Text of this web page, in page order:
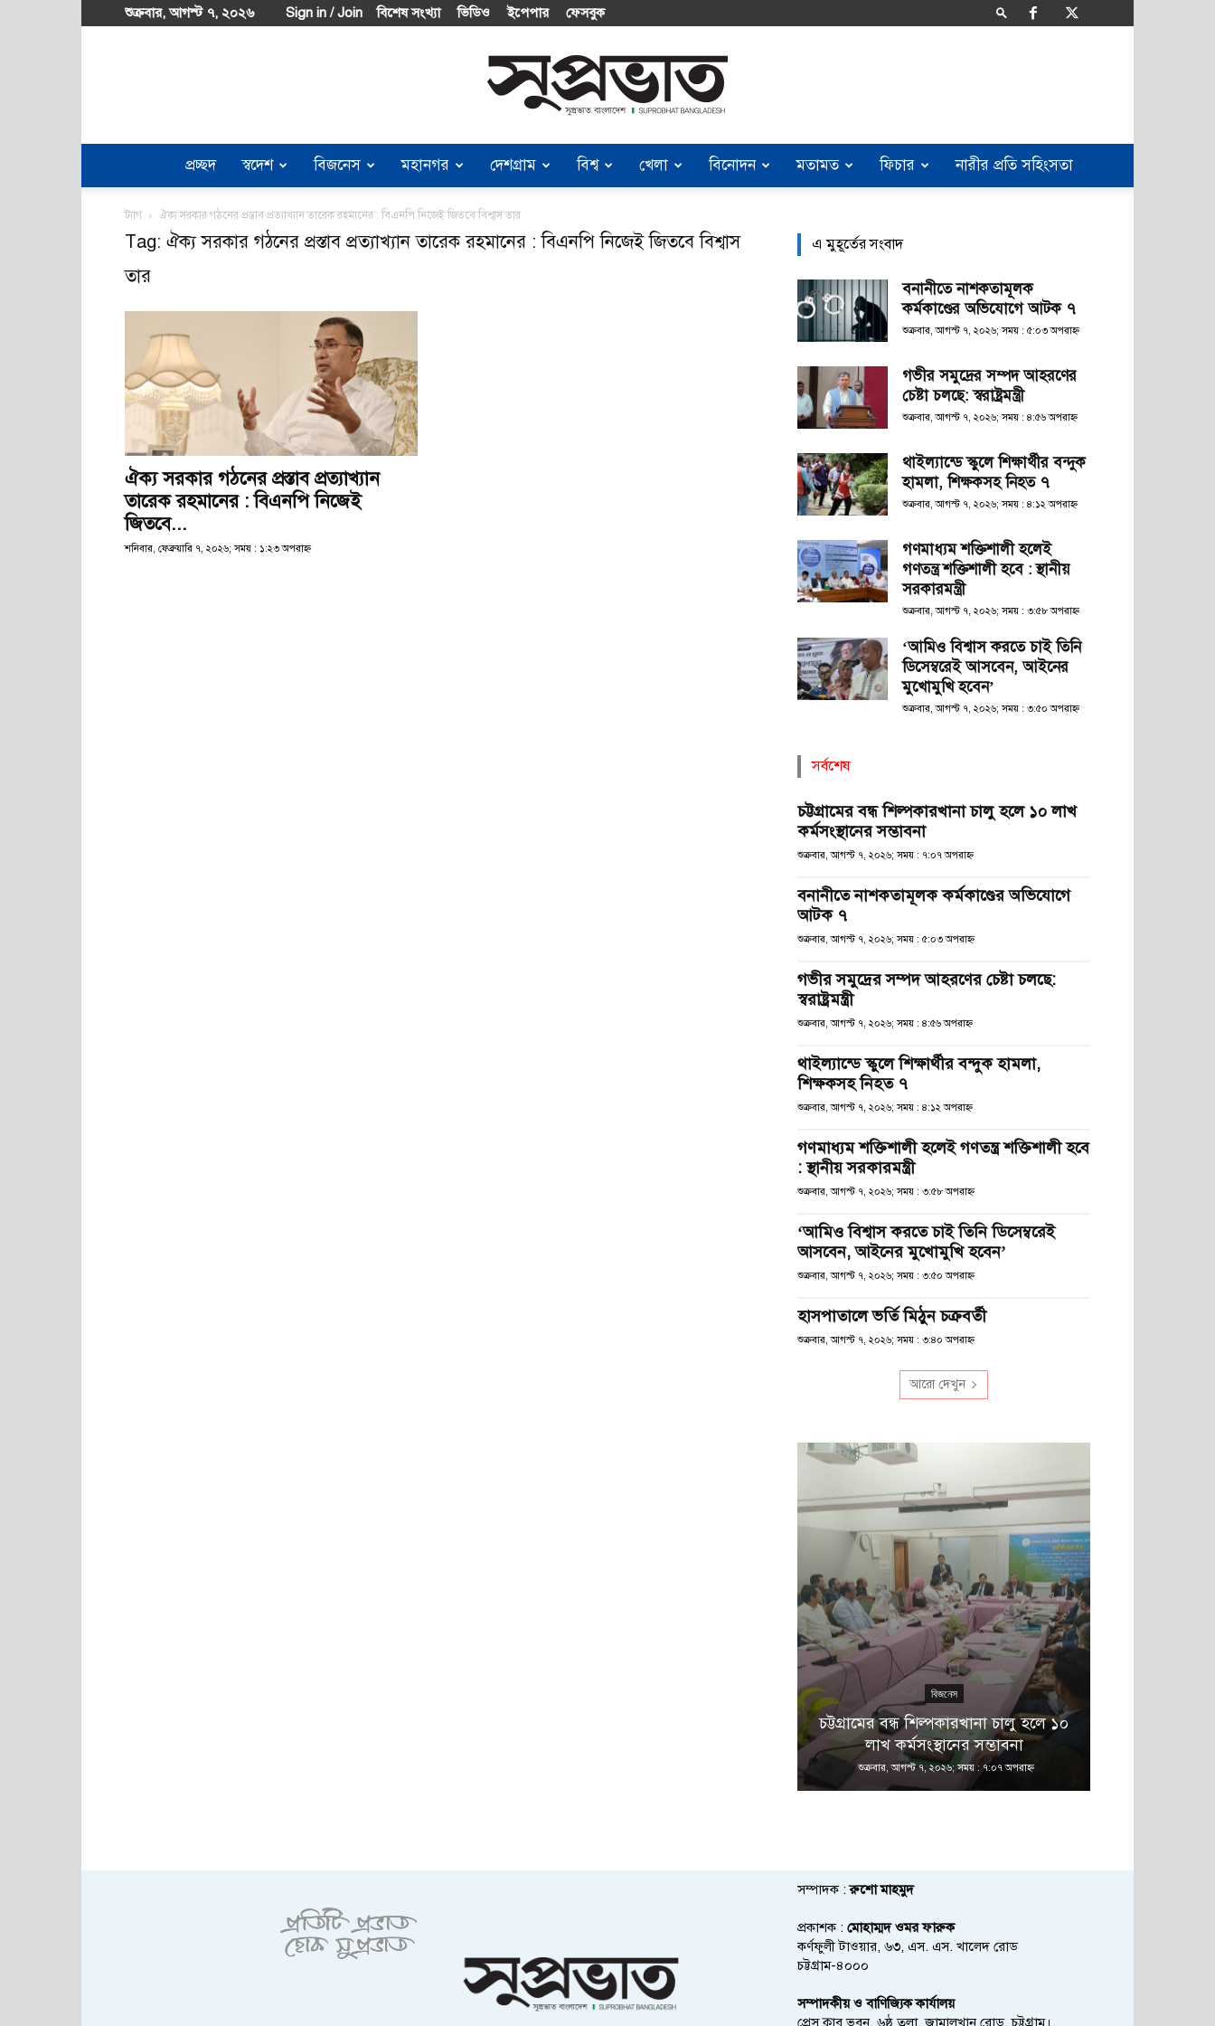
শুক্রবার, আগস্ট ৭, ২০২৬ Sign in / Join বিশেষ সংখ্যা ভিডিও ইপেপার ফেসবুক
Suprobhat
প্রচ্ছদ স্বদেশ বিজনেস মহানগর দেশগ্রাম বিশ্ব খেলা বিনোদন মতামত ফিচার নারীর প্রতি সহিংসতা
ট্যাগ ঐক্য সরকার গঠনের প্রস্তাব প্রত্যাখ্যান তারেক রহমানের : বিএনপি নিজেই জিতবে বিশ্বাস তার
Tag: ঐক্য সরকার গঠনের প্রস্তাব প্রত্যাখ্যান তারেক রহমানের : বিএনপি নিজেই জিতবে বিশ্বাস
তার
ঐক্য সরকার গঠনের প্রস্তাব প্রত্যাখ্যান
তারেক রহমানের : বিএনপি নিজেই
জিতবে...
শনিবার, ফেব্রুয়ারি ৭, ২০২৬; সময় : ১:২৩ অপরাহ্ণ
এ মুহূর্তের সংবাদ
বনানীতে নাশকতামূলক
কর্মকাণ্ডের অভিযোগে আটক ৭
শুক্রবার, আগস্ট ৭, ২০২৬; সময় : ৫:০৩ অপরাহ্ণ
গভীর সমুদ্রের সম্পদ আহরণের
চেষ্টা চলছে: স্বরাষ্ট্রমন্ত্রী
শুক্রবার, আগস্ট ৭, ২০২৬; সময় : ৪:৫৬ অপরাহ্ণ
থাইল্যান্ডে স্কুলে শিক্ষার্থীর বন্দুক
হামলা, শিক্ষকসহ নিহত ৭
শুক্রবার, আগস্ট ৭, ২০২৬; সময় : ৪:১২ অপরাহ্ণ
গণমাধ্যম শক্তিশালী হলেই
গণতন্ত্র শক্তিশালী হবে : স্থানীয়
সরকারমন্ত্রী
শুক্রবার, আগস্ট ৭, ২০২৬; সময় : ৩:৫৮ অপরাহ্ণ
‘আমিও বিশ্বাস করতে চাই তিনি
ডিসেম্বরেই আসবেন, আইনের
মুখোমুখি হবেন’
শুক্রবার, আগস্ট ৭, ২০২৬; সময় : ৩:৫০ অপরাহ্ণ
সর্বশেষ
চট্টগ্রামের বন্ধ শিল্পকারখানা চালু হলে ১০ লাখ
কর্মসংস্থানের সম্ভাবনা
শুক্রবার, আগস্ট ৭, ২০২৬; সময় : ৭:০৭ অপরাহ্ণ
বনানীতে নাশকতামূলক কর্মকাণ্ডের অভিযোগে
আটক ৭
শুক্রবার, আগস্ট ৭, ২০২৬; সময় : ৫:০৩ অপরাহ্ণ
গভীর সমুদ্রের সম্পদ আহরণের চেষ্টা চলছে:
স্বরাষ্ট্রমন্ত্রী
শুক্রবার, আগস্ট ৭, ২০২৬; সময় : ৪:৫৬ অপরাহ্ণ
থাইল্যান্ডে স্কুলে শিক্ষার্থীর বন্দুক হামলা,
শিক্ষকসহ নিহত ৭
শুক্রবার, আগস্ট ৭, ২০২৬; সময় : ৪:১২ অপরাহ্ণ
গণমাধ্যম শক্তিশালী হলেই গণতন্ত্র শক্তিশালী হবে
: স্থানীয় সরকারমন্ত্রী
শুক্রবার, আগস্ট ৭, ২০২৬; সময় : ৩:৫৮ অপরাহ্ণ
‘আমিও বিশ্বাস করতে চাই তিনি ডিসেম্বরেই
আসবেন, আইনের মুখোমুখি হবেন’
শুক্রবার, আগস্ট ৭, ২০২৬; সময় : ৩:৫০ অপরাহ্ণ
হাসপাতালে ভর্তি মিঠুন চক্রবর্তী
শুক্রবার, আগস্ট ৭, ২০২৬; সময় : ৩:৪০ অপরাহ্ণ
আরো দেখুন
বিজনেস
চট্টগ্রামের বন্ধ শিল্পকারখানা চালু হলে ১০
লাখ কর্মসংস্থানের সম্ভাবনা
শুক্রবার, আগস্ট ৭, ২০২৬; সময় : ৭:০৭ অপরাহ্ণ
সম্পাদক :রুশো মাহমুদ
প্রকাশক : মোহাম্মদ ওমর ফারুক
কর্ণফুলী টাওয়ার, ৬৩, এস. এস. খালেদ রোড
চট্টগ্রাম-৪০০০
সম্পাদকীয় ও বাণিজ্যিক কার্যালয়
প্রেস ক্লাব ভবন, ৬ষ্ঠ তলা, জামালখান রোড, চট্টগ্রাম।